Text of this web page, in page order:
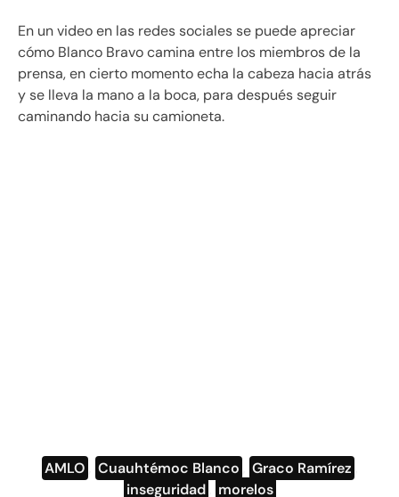
En un video en las redes sociales se puede apreciar
cómo Blanco Bravo camina entre los miembros de la
prensa, en cierto momento echa la cabeza hacia atrás
y se lleva la mano a la boca, para después seguir
caminando hacia su camioneta.
AMLO Cuauhtémoc Blanco Graco Ramírez
inseguridad
morelos